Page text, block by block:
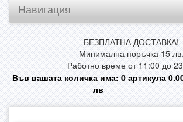
Навигация
БЕЗПЛАТНА ДОСТАВКА!
Минимална поръчка 15 лв.
Работно време от 11:00 до
Във вашата количка има:0артикула
лв